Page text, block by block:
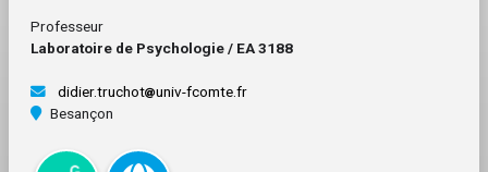
Professeur
Laboratoire de Psychologie / EA 3188
didier.truchot
univ-fcomte.fr
Besançon